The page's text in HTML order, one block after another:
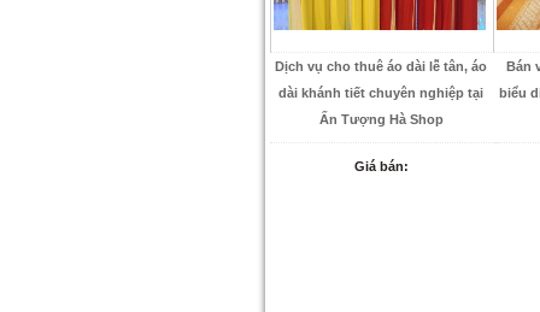
Dịch vụ cho thuê áo dài lễ tân, áo
dài khánh tiết chuyên nghiệp tại
Ấn Tượng Hà Shop
Giá bán:
Bán
biểu